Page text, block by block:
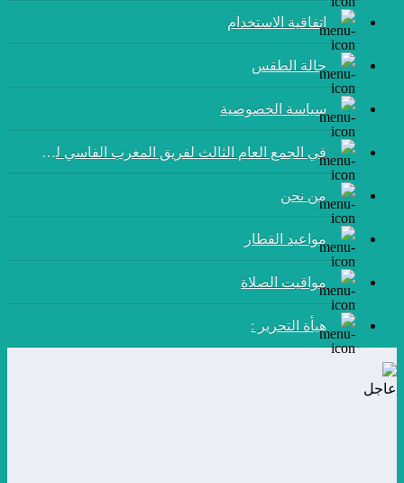
اتفاقية الاستخدام
حالة الطقس
سياسة الخصوصية
في الجمع العام الثالث لفريق المغرب الفاسي لكرة القدم:
من نحن
مواعيد القطار
مواقيت الصلاة
هيأة التحرير :
عاجل